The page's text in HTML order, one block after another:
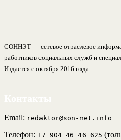
СОННЭТ — сетевое отраслевое
работников социальных служб и
Издается с октября 2016 года
Email: redaktor@son-net.info
Телефон: +7 904 46 46 625